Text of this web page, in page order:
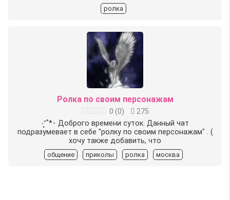
ролка
Ролка по своим персонажам
0 (0)
275
‧͙⁺˚*･ Доброго времени суток. Данный чат
подразумевает в себе "ролку по своим персонажам" . (
хочу также добавить, что
общение приколы ролка москва